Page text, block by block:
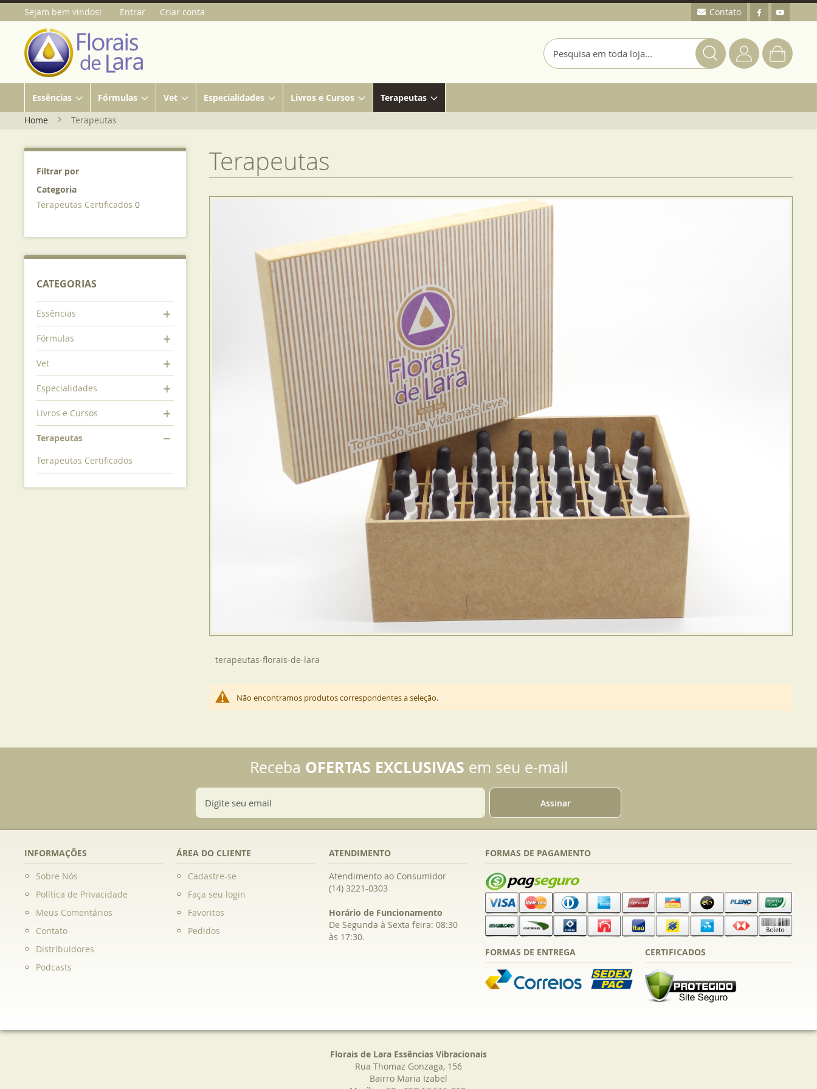
Sejam bem vindos! Entrar Criar conta Contato
Meu
Carrinho
Essências Fórmulas Vet Especialidades Livros e Cursos
Terapeutas
Home
Terapeutas
Terapeutas
terapeutas-florais-de-lara
Não encontramos produtos correspondentes a seleção.
Filtrar por
Categoria
Terapeutas Certificados 0
CATEGORIAS
Essências
Fórmulas
Vet
Especialidades
Livros e Cursos
Terapeutas
Terapeutas Certificados
Receba OFERTAS EXCLUSIVAS em seu e-mail
Assinar
INFORMAÇÕES
Sobre Nós
Política de Privacidade
Meus Comentários
Contato
Distribuidores
Podcasts
ÁREA DO CLIENTE
Cadastre-se
Faça seu login
Favoritos
Pedidos
ATENDIMENTO
Atendimento ao Consumidor
(14) 3221-0303
Horário de Funcionamento
De Segunda à Sexta feira: 08:30
às 17:30.
FORMAS DE PAGAMENTO
FORMAS DE ENTREGA CERTIFICADOS
Florais de Lara Essências Vibracionais
Rua Thomaz Gonzaga, 156
Bairro Maria Izabel